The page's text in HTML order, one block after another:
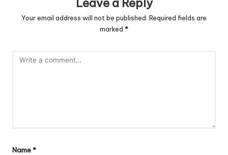
Leave a Reply
Your email address will not be published. Required fields are
marked *
Name*